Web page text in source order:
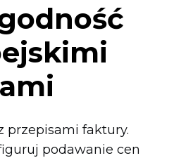
przepisami faktury.
podawanie cen